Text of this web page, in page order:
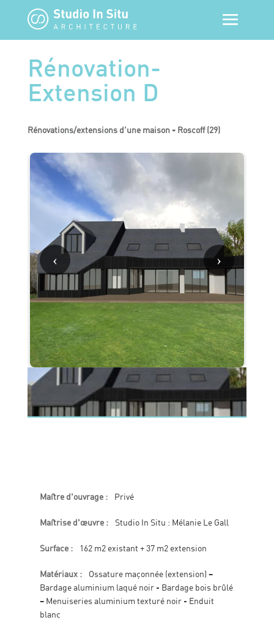
Rénovation-
Extension D
Rénovations/extensions d’une maison - Roscoff (29)
‹ ›
Maître d'ouvrage : Privé
Maîtrise d'œuvre : Studio In Situ : Mélanie Le Gall
Surface : 162 m2 existant + 37 m2 extension
Matériaux :
Ossature maçonnée (extension) –
Bardage aluminium laqué noir - Bardage bois brûlé
– Menuiseries aluminium texturé noir - Enduit
blanc